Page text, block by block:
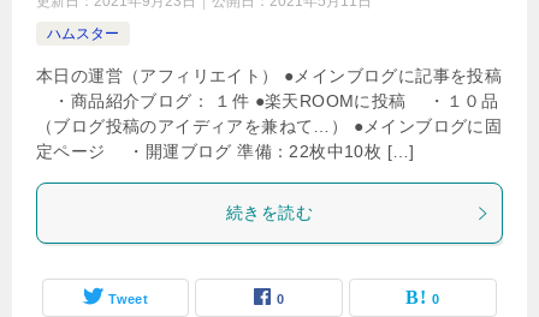
ハムスター
本日の運営（アフィリエイト） ●メインブログに記事を投稿
・商品紹介ブログ： １件 ●楽天ROOMに投稿 ・１０品
（ブログ投稿のアイディアを兼ねて…） ●メインブログに固
定ページ ・開運ブログ 準備：22枚中10枚 […]
続きを読む
Tweet 0 0